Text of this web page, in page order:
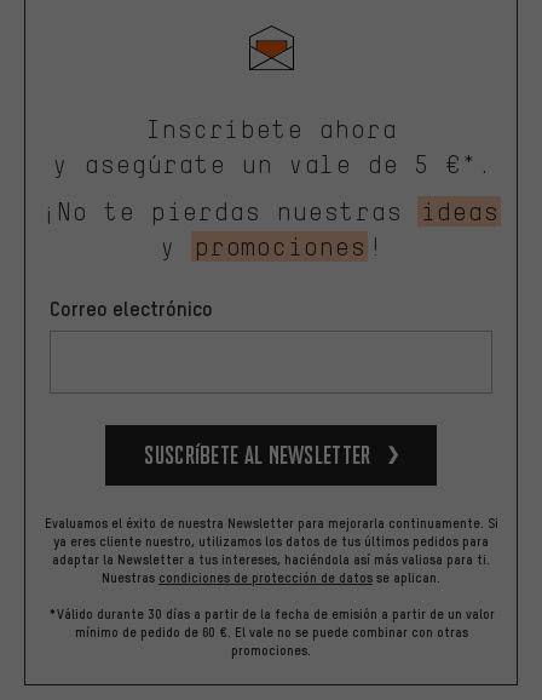
Inscríbete ahora
y asegúrate un vale de 5 €*.
¡No te pierdas nuestras
ideas
y
promociones !
Correo electrónico
Suscríbete al newsletter
Evaluamos el éxito de nuestra Newsletter para mejorarla continuamente. Si
ya eres cliente nuestro, utilizamos los datos de tus últimos pedidos para
adaptar la Newsletter a tus intereses, haciéndola así más valiosa para ti.
Nuestras condiciones de protección de datos se aplican.
*Válido durante 30 días a partir de la fecha de emisión a partir de un valor
mínimo de pedido de 60 €. El vale no se puede combinar con otras
promociones.